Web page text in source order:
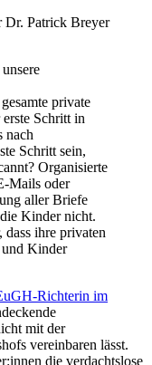
Dr. Patrick Breyer
private
Schritt in
nach
Schritt sein,
Organisierte
Mails oder
aller Briefe
Kinder nicht.
dass ihre privaten
und Kinder
Richterin im
mit der
vereinbaren lässt.
die verdachtslose